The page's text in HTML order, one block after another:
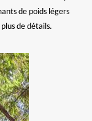
de poids légers
de détails.